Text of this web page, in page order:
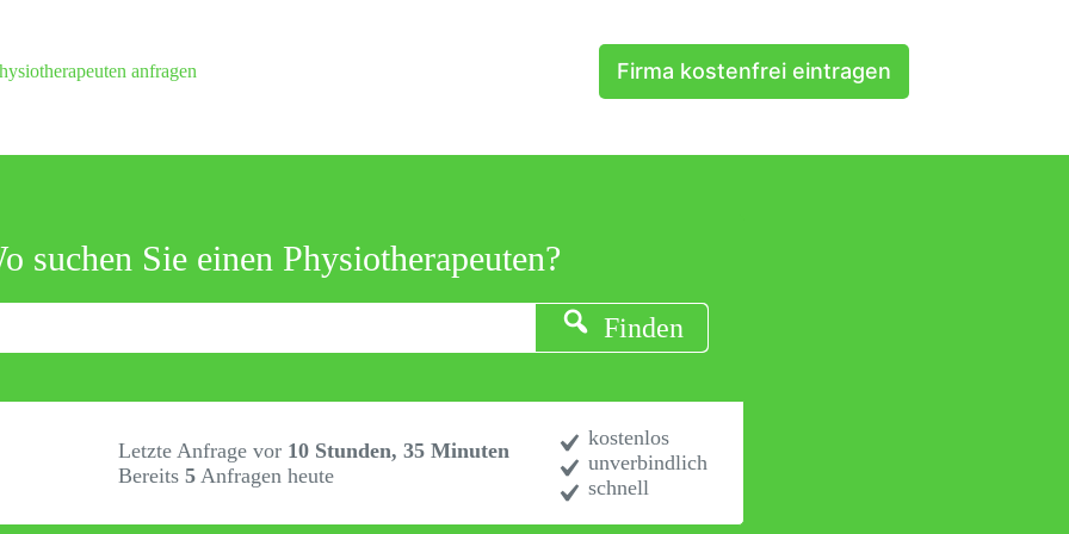
anfragen Firma kostenfrei eintragen
suchen Sie einen Physiotherapeuten?
Finden
Letzte Anfrage vor 10 Stunden, 35 Minuten
Bereits 5 Anfragen heute
kostenlos
unverbindlich
schnell